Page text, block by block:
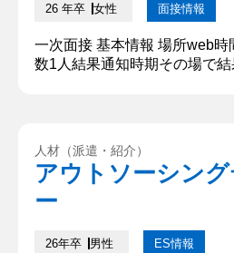
26 年卒 女性 面接情報
一次面接 基本情報 場所web時
数1人結果通知時期その場で
すか はい。学生時代は、さま
部であったので、様々な資格
ん学びました。 ...
人材（派遣・紹介）
アウトソーシン
ー
26年卒 男性 ES情報